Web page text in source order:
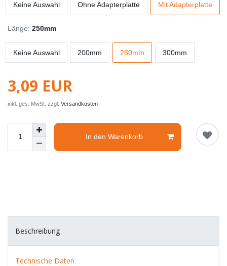
Keine Auswahl Ohne Adapterplatte Mit Adapterplatte
Länge: 250mm
Keine Auswahl 200mm 250mm 300mm
3,09 EUR
inkl. ges. MwSt. zzgl. Versandkosten
In den Warenkorb
Beschreibung
Technische Daten